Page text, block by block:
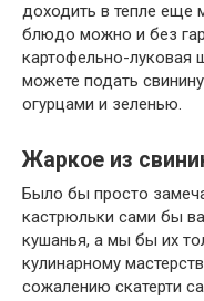
доходить в тепле еще
блюдо можно и без
картофельно-луковая
можете подать
огурцами и зеленью.
Жаркое из
Было бы просто
кастрюльки сами бы
кушанья, а мы бы их
кулинарному
сожалению скатерти